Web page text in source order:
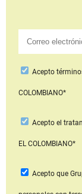
Acepto
COLOMBIANO*
Acepto el
EL COLOMBIANO*
Acepto que